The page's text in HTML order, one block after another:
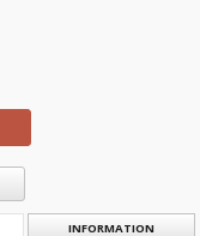
INFORMATION